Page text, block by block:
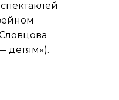
детям»).